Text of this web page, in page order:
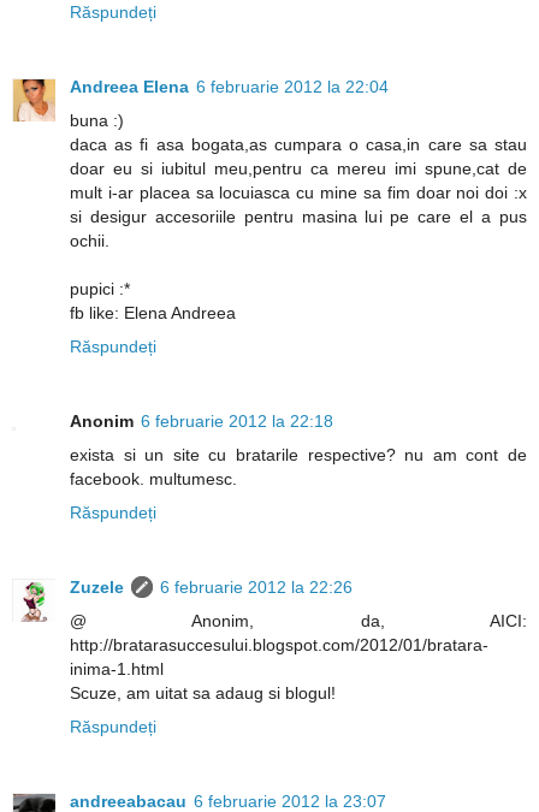
Răspundeți
Andreea Elena 6 februarie 2012 la 22:04
buna :)
daca as fi asa bogata,as cumpara o casa,in care sa stau
doar eu si iubitul meu,pentru ca mereu imi spune,cat de
mult i-ar placea sa locuiasca cu mine sa fim doar noi doi :x
si desigur accesoriile pentru masina lui pe care el a pus
ochii.
pupici :*
fb like: Elena Andreea
Răspundeți
Anonim 6 februarie 2012 la 22:18
exista si un site cu bratarile respective? nu am cont de
facebook. multumesc.
Răspundeți
Zuzele
6 februarie 2012 la 22:26
@ Anonim, da, AICI:
http://bratarasuccesului.blogspot.com/2012/01/bratara-
inima-1.html
Scuze, am uitat sa adaug si blogul!
Răspundeți
andreeabacau 6 februarie 2012 la 23:07